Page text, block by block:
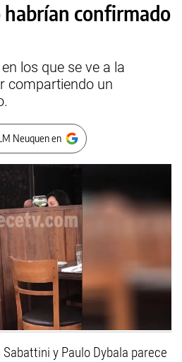
habrían confirmado
los que se ve a la
compartiendo un
Neuquen en
y Paulo Dybala parece